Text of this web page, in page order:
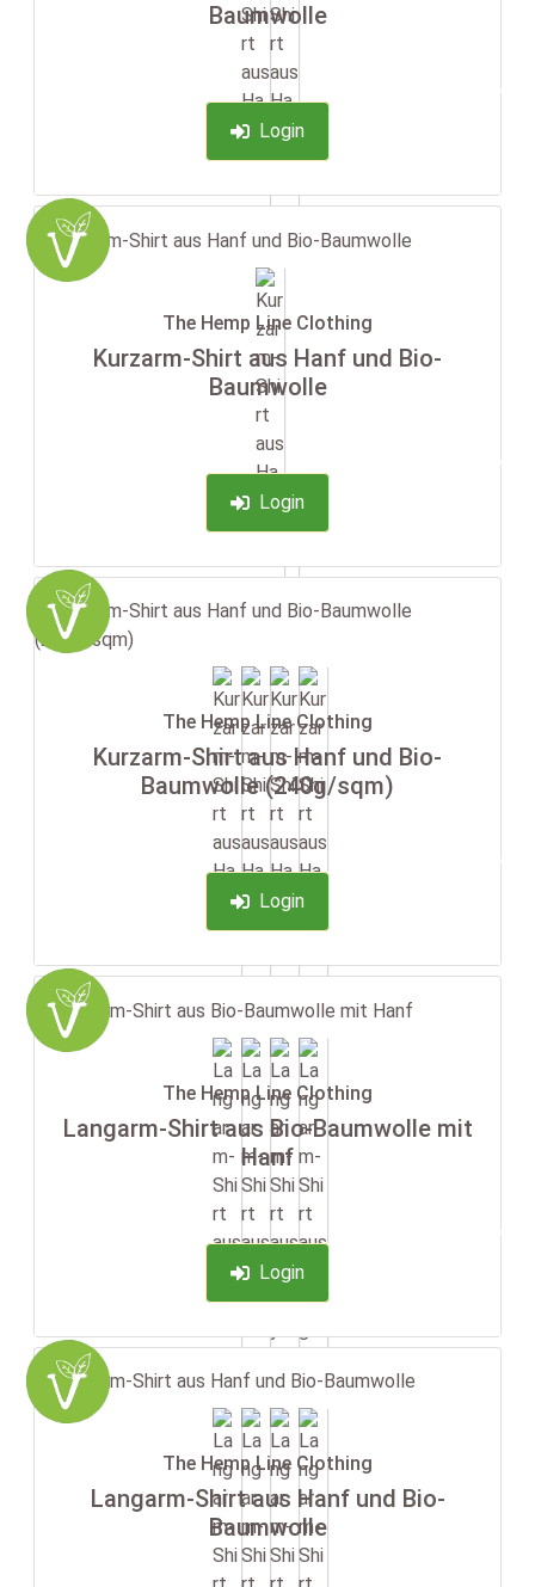
Baumwolle
Login
-35%
The Hemp Line Clothing
Kurzarm-Shirt aus Hanf und Bio-
Baumwolle
Login
-35%
The Hemp Line Clothing
Kurzarm-Shirt aus Hanf und Bio-
Baumwolle (240g/sqm)
Login
-35%
The Hemp Line Clothing
Langarm-Shirt aus Bio-Baumwolle mit
Hanf
Login
-35%
The Hemp Line Clothing
Langarm-Shirt aus Hanf und Bio-
Baumwolle